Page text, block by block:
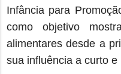
Infância para
como objetivo
alimentares desde a
sua influência a curto e